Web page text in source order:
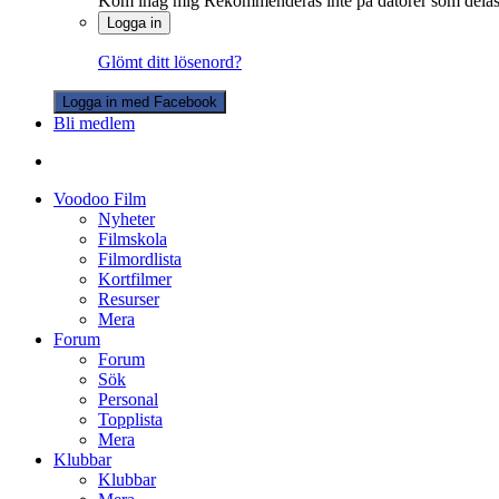
Logga in
Glömt ditt lösenord?
Logga in med Facebook
Bli medlem
Voodoo Film
Nyheter
Filmskola
Filmordlista
Kortfilmer
Resurser
Mera
Forum
Forum
Sök
Personal
Topplista
Mera
Klubbar
Klubbar